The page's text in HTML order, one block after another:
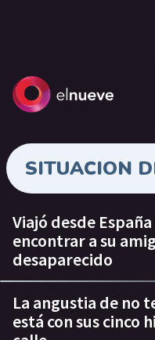
SITUACION
Viajó desde
encontrar a su
desaparecido
La angustia de no
está con sus cinco